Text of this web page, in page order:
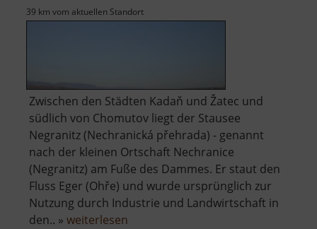
39 km vom aktuellen Standort
Zwischen den Städten Kadaň und Žatec und
südlich von Chomutov liegt der Stausee
Negranitz (Nechranická přehrada) - genannt
nach der kleinen Ortschaft Nechranice
(Negranitz) am Fuße des Dammes. Er staut den
Fluss Eger (Ohře) und wurde ursprünglich zur
Nutzung durch Industrie und Landwirtschaft in
den.. » weiterlesen